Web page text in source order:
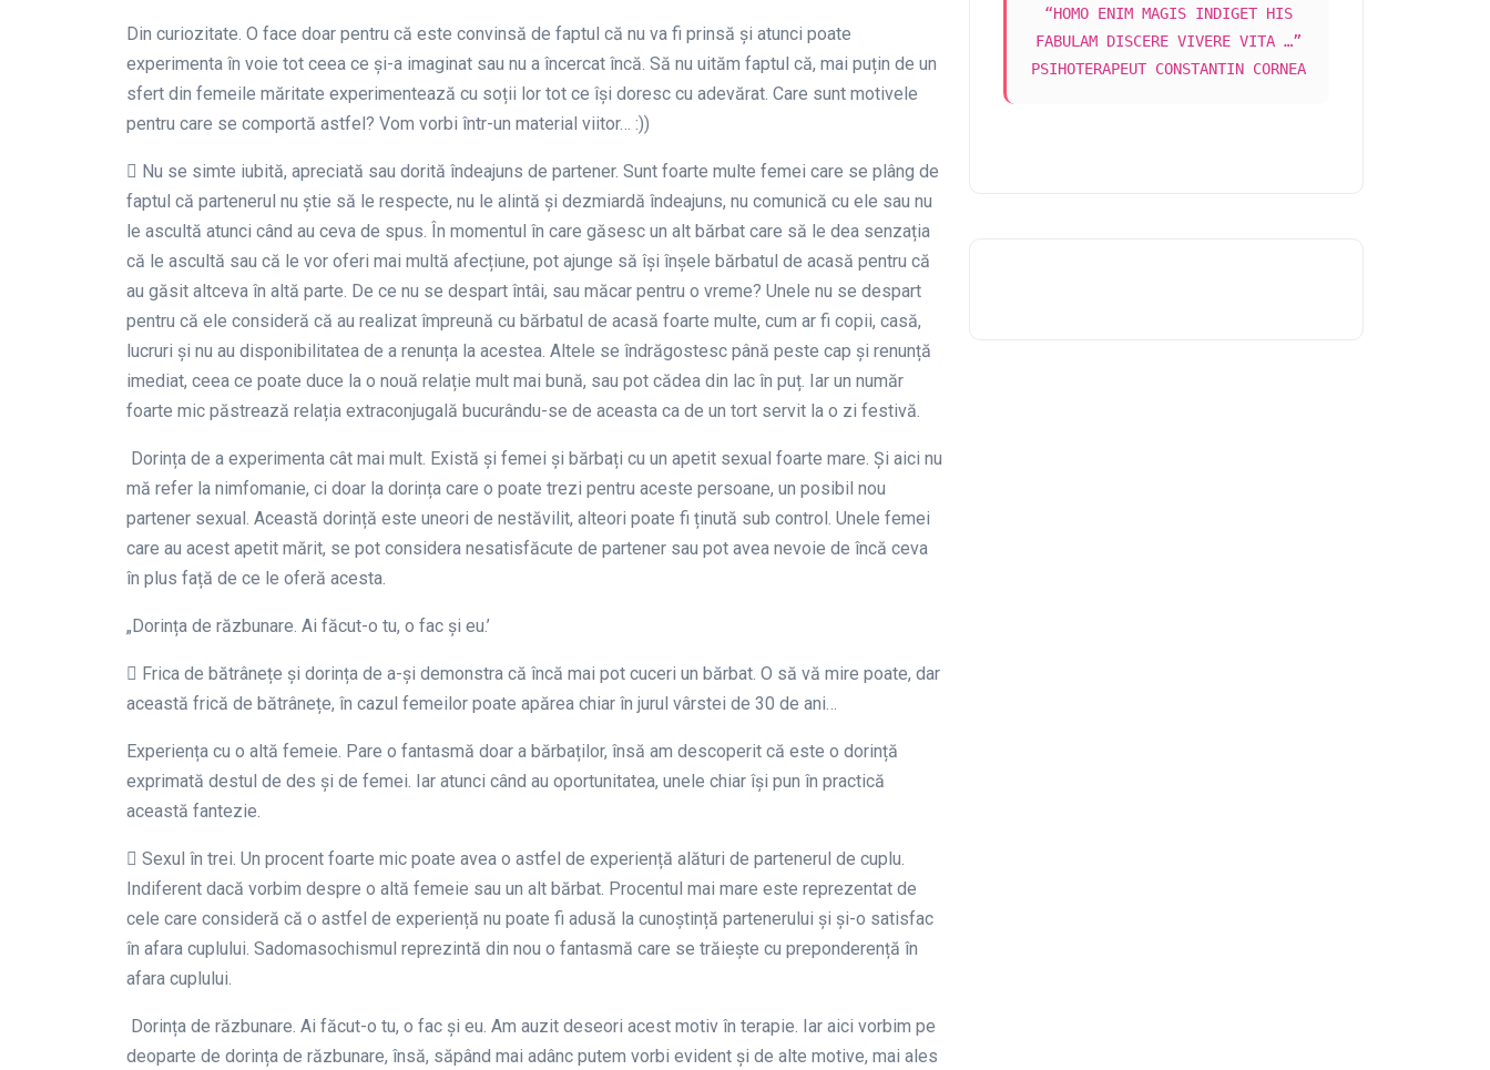
Din curiozitate. O face doar pentru că este convinsă de faptul că nu va fi prinsă și atunci poate
experimenta în voie tot ceea ce și-a imaginat sau nu a încercat încă. Să nu uităm faptul că, mai puțin de un
sfert din femeile măritate experimentează cu soții lor tot ce își doresc cu adevărat. Care sunt motivele
pentru care se comportă astfel? Vom vorbi într-un material viitor… :))
 Nu se simte iubită, apreciată sau dorită îndeajuns de partener. Sunt foarte multe femei care se plâng de
faptul că partenerul nu știe să le respecte, nu le alintă și dezmiardă îndeajuns, nu comunică cu ele sau nu
le ascultă atunci când au ceva de spus. În momentul în care găsesc un alt bărbat care să le dea senzația
că le ascultă sau că le vor oferi mai multă afecțiune, pot ajunge să își înșele bărbatul de acasă pentru că
au găsit altceva în altă parte. De ce nu se despart întâi, sau măcar pentru o vreme? Unele nu se despart
pentru că ele consideră că au realizat împreună cu bărbatul de acasă foarte multe, cum ar fi copii, casă,
lucruri și nu au disponibilitatea de a renunța la acestea. Altele se îndrăgostesc până peste cap și renunță
imediat, ceea ce poate duce la o nouă relație mult mai bună, sau pot cădea din lac în puț. Iar un număr
foarte mic păstrează relația extraconjugală bucurându-se de aceasta ca de un tort servit la o zi festivă.
Dorința de a experimenta cât mai mult. Există și femei și bărbați cu un apetit sexual foarte mare. Și aici nu
mă refer la nimfomanie, ci doar la dorința care o poate trezi pentru aceste persoane, un posibil nou
partener sexual. Această dorință este uneori de nestăvilit, alteori poate fi ținută sub control. Unele femei
care au acest apetit mărit, se pot considera nesatisfăcute de partener sau pot avea nevoie de încă ceva
în plus față de ce le oferă acesta.
„Dorința de răzbunare. Ai făcut-o tu, o fac și eu.’
 Frica de bătrânețe și dorința de a-și demonstra că încă mai pot cuceri un bărbat. O să vă mire poate, dar
această frică de bătrânețe, în cazul femeilor poate apărea chiar în jurul vârstei de 30 de ani…
Experiența cu o altă femeie. Pare o fantasmă doar a bărbaților, însă am descoperit că este o dorință
exprimată destul de des și de femei. Iar atunci când au oportunitatea, unele chiar își pun în practică
această fantezie.
 Sexul în trei. Un procent foarte mic poate avea o astfel de experiență alături de partenerul de cuplu.
Indiferent dacă vorbim despre o altă femeie sau un alt bărbat. Procentul mai mare este reprezentat de
cele care consideră că o astfel de experiență nu poate fi adusă la cunoștință partenerului și și-o satisfac
în afara cuplului. Sadomasochismul reprezintă din nou o fantasmă care se trăiește cu preponderență în
afara cuplului.
Dorința de răzbunare. Ai făcut-o tu, o fac și eu. Am auzit deseori acest motiv în terapie. Iar aici vorbim pe
deoparte de dorința de răzbunare, însă, săpând mai adânc putem vorbi evident și de alte motive, mai ales
“HOMO ENIM MAGIS INDIGET HIS
FABULAM DISCERE VIVERE VITA …”
PSIHOTERAPEUT CONSTANTIN CORNEA